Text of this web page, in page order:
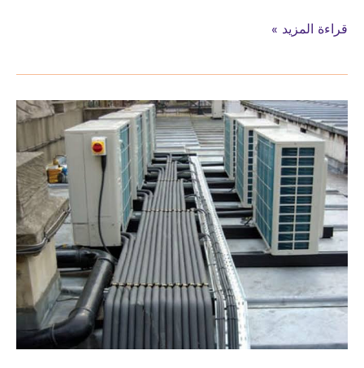
دكت
حي
السلامة
حي
الروضة
قراءة المزيد »